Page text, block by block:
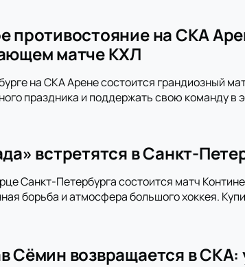
противостояние на СКА
матче КХЛ
на СКА Арене состоится грандиозный
праздника и поддержать свою команду в
встретятся в Санкт-
Санкт-Петербурга состоится матч
борьба и атмосфера большого хоккея.
Сёмин возвращается в